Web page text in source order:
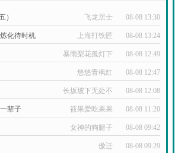
） 飞龙居士 08-08 13:30
化待时机 上海打铁匠 08-08 13:24
暴雨梨花孤灯下 08-08 12:49
悠悠青枫红 08-08 12:47
长坂坡下无处不
在的风
08-08 12:08
辈子 筱果爱吃果果 08-08 11:20
女神的狗腿子 08-08 09:42
傲迁 08-08 09:29